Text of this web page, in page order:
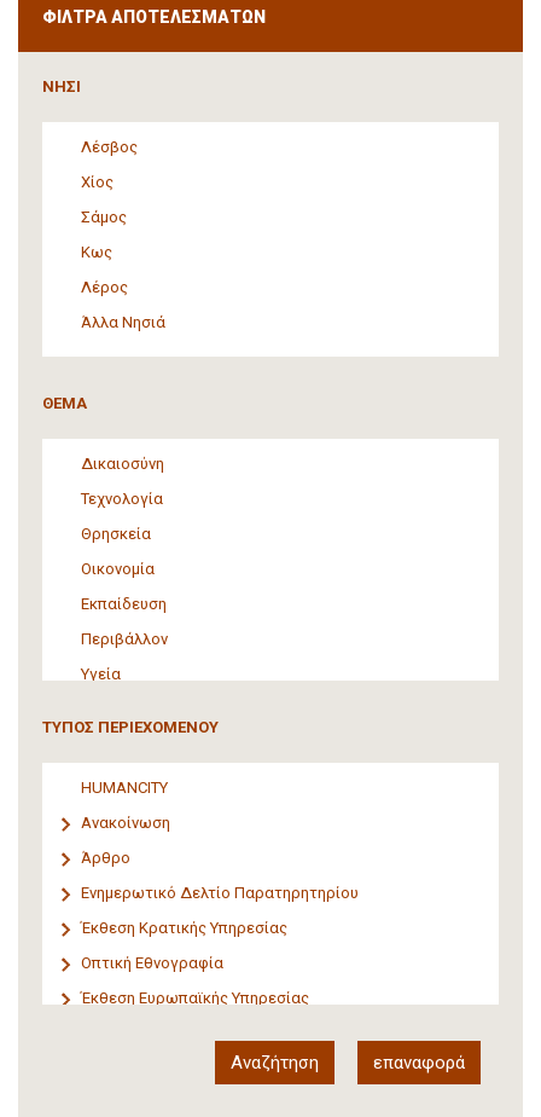
ΦΙΛΤΡΑ ΑΠΟΤΕΛΕΣΜΑΤΩΝ
ΝΗΣΙ
Λέσβος
Χίος
Σάμος
Κως
Λέρος
Άλλα Νησιά
ΘΕΜΑ
Δικαιοσύνη
Τεχνολογία
Θρησκεία
Οικονομία
Εκπαίδευση
Περιβάλλον
Υγεία
ΜΜΕ
Θεσμικές ρυθμίσεις
Υποστήριξη Προσφύγων και Μεταναστών
Υλικός πολιτισμός
Τέχνη
ΤΥΠΟΣ ΠΕΡΙΕΧΟΜΕΝΟΥ
HUMANCITY
Ανακοίνωση
Άρθρο
Ενημερωτικό Δελτίο Παρατηρητηρίου
Έκθεση Κρατικής Υπηρεσίας
Οπτική Εθνογραφία
Έκθεση Ευρωπαϊκής Υπηρεσίας
Έκθεση διεθνούς οργανισμού